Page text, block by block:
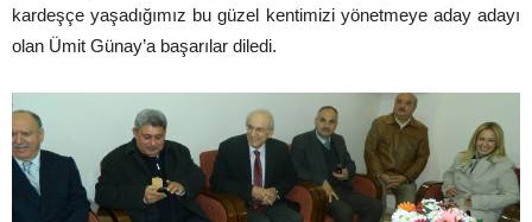
kardeşçe yaşadığımız bu güzel kentimizi yönetmeye aday adayı
olan Ümit Günay’a başarılar diledi.